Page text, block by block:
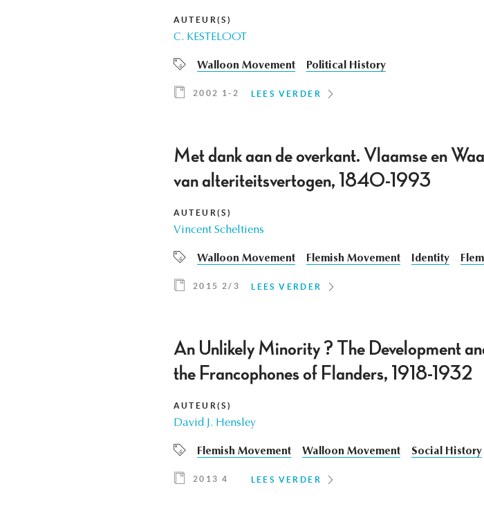
AUTEUR(S)
C. KESTELOOT
Walloon Movement Political History
2002 1-2 LEES VERDER
Met dank aan de overkant. Vlaamse en
van alteriteitsvertogen, 1840-1993
AUTEUR(S)
Vincent Scheltiens
Walloon Movement Flemish Movement Identity
2015 2/3 LEES VERDER
An Unlikely Minority ? The Development
the Francophones of Flanders, 1918-1932
AUTEUR(S)
David J. Hensley
Flemish Movement Walloon Movement Social History
2013 4 LEES VERDER